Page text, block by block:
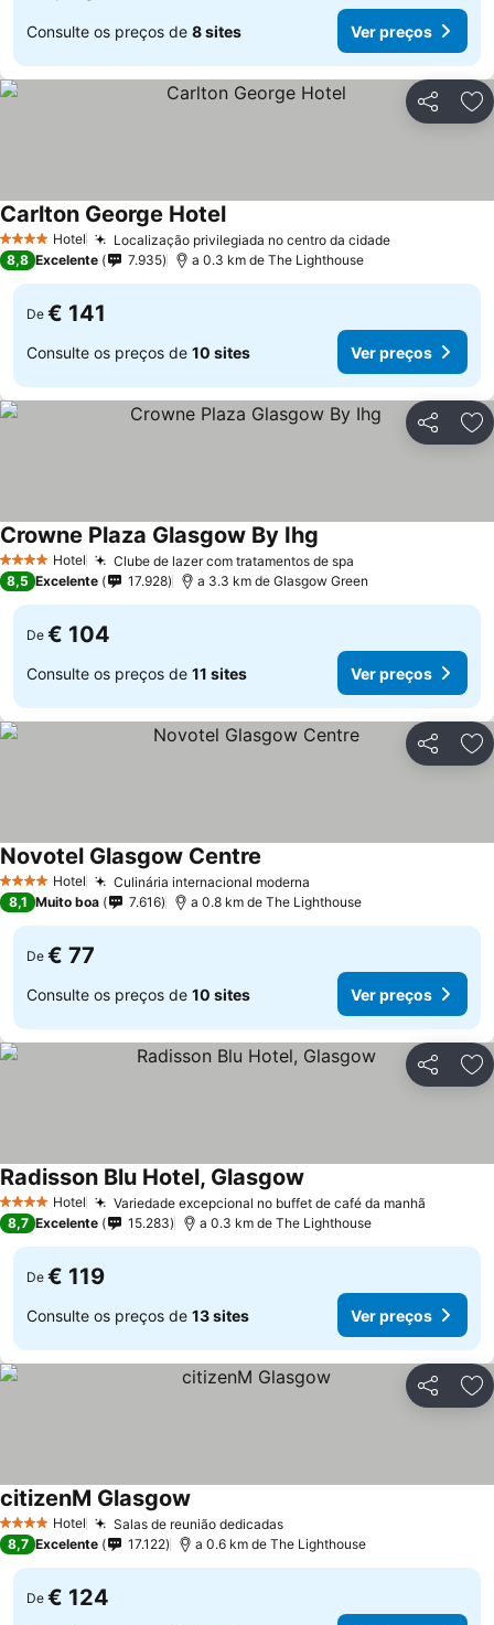
Consulte os preços de 8 sites Ver preços
Partilhar
4 EstrelasHotel Localização privilegiada no centro da cidade
Carlton George Hotel
8,8 Excelente 7.935 a 0.3 km de The Lighthouse
De € 141
Consulte os preços de 10 sites Ver preços
Partilhar
4 EstrelasHotel Clube de lazer com tratamentos de spa
Crowne Plaza Glasgow By Ihg
8,5 Excelente 17.928 a 3.3 km de Glasgow Green
De € 104
Consulte os preços de 11 sites Ver preços
Partilhar
4 EstrelasHotel Culinária internacional moderna
Novotel Glasgow Centre
8,1 Muito boa 7.616 a 0.8 km de The Lighthouse
De € 77
Consulte os preços de 10 sites Ver preços
Partilhar
4 EstrelasHotel Variedade excepcional no buffet de café da manhã
Radisson Blu Hotel, Glasgow
8,7 Excelente 15.283 a 0.3 km de The Lighthouse
De € 119
Consulte os preços de 13 sites Ver preços
Partilhar
4 EstrelasHotel Salas de reunião dedicadas
citizenM Glasgow
8,7 Excelente 17.122 a 0.6 km de The Lighthouse
De € 124